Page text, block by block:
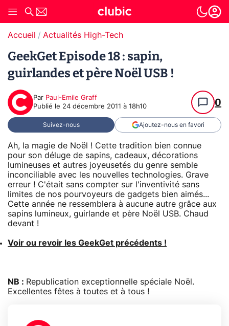
Accueil Actualités High-Tech
GeekGet Episode 18 : sapin,
guirlandes et père Noël USB !
Par Paul-Emile Graff
Publié le 24 décembre 2011 à 18h10 0
Suivez-nous Ajoutez-nous en favori
Ah, la magie de Noël ! Cette tradition bien connue
pour son déluge de sapins, cadeaux, décorations
lumineuses et autres joyeusetés du genre semble
inconciliable avec les nouvelles technologies. Grave
erreur ! C'était sans compter sur l'inventivité sans
limites de nos pourvoyeurs de gadgets bien aimés...
Cette année ne ressemblera à aucune autre grâce aux
sapins lumineux, guirlande et père Noël USB. Chaud
devant !
Voir ou revoir les GeekGet précédents !
NB : Republication exceptionnelle spéciale Noël.
Excellentes fêtes à toutes et à tous !